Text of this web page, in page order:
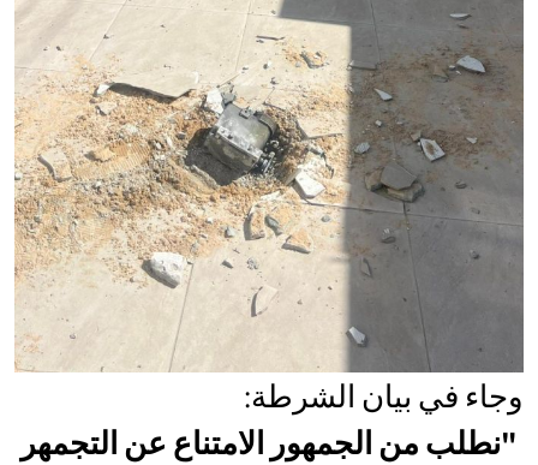
وجاء في بيان الشرطة:
"نطلب من الجمهور الامتناع عن التجمهر